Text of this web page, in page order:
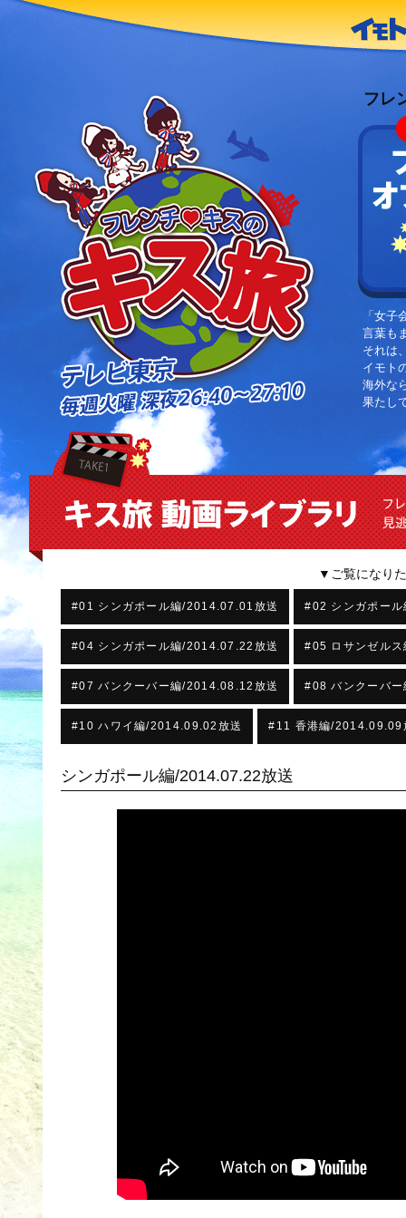
フレ
「女
言葉も
それは
イモト
海外な
果たし
▼ご覧になり
#01 シンガポール編/2014.07.01放送 #02 シンガポー
#04 シンガポール編/2014.07.22放送 #05 ロサンゼル
#07 バンクーバー編/2014.08.12放送 #08 バンクーバ
#10 ハワイ編/2014.09.02放送 #11 香港編/2014.09.09
シンガポール編/2014.07.22放送